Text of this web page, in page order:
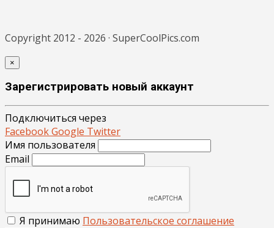
Copyright 2012 - 2026 · SuperCoolPics.com
×
Зарегистрировать новый аккаунт
Подключиться через
FacebookGoogle Twitter
Имя пользователя
Email
Я принимаю Пользовательское соглашение